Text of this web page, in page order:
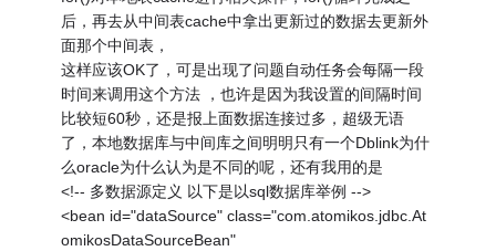
后，再去从中间表cache中拿出更新过的数据去更新外
面那个中间表，
这样应该OK了，可是出现了问题自动任务会每隔一段
时间来调用这个方法 ，也许是因为我设置的间隔时间
比较短60秒，还是报上面数据连接过多，超级无语
了，本地数据库与中间库之间明明只有一个Dblink为什
么oracle为什么认为是不同的呢，还有我用的是
<!-- 多数据源定义 以下是以sql数据库举例 -->
<bean id="dataSource" class="com.atomikos.jdbc.At
omikosDataSourceBean"